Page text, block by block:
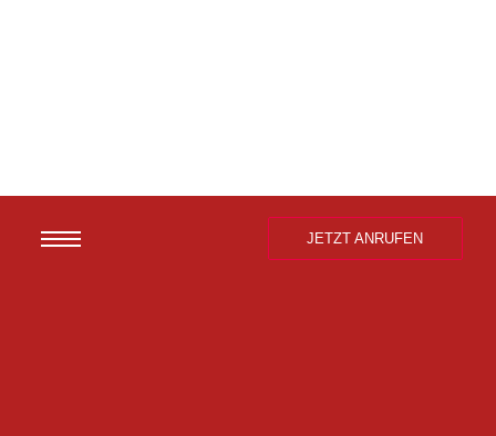
JETZT ANRUFEN